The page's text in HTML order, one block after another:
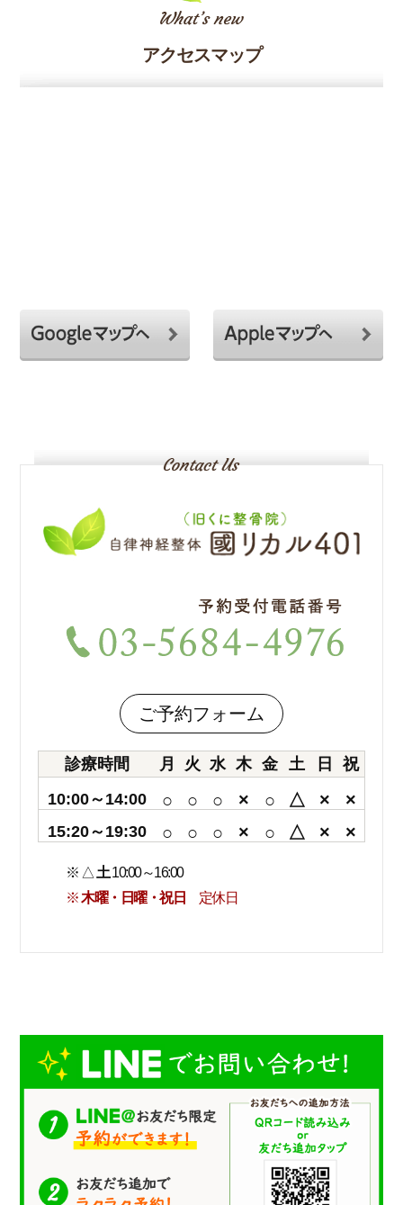
アクセスマップ
ご予約フォーム
診療時間 月 火 水 木 金 土 日
祝
10:00～14:00
○ ○ ○ × ○ △ × ×
15:20～19:30 ○ ○ ○ × ○ △ × ×
※ △ 土10:00～16:00
※木曜・日曜・祝日 定休日